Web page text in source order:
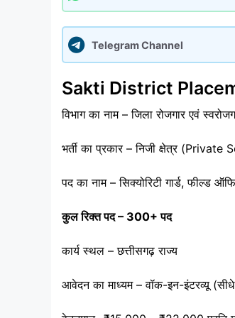
Telegram Channel
Sakti District
विभाग का नाम – जिला रोजगार एवं
भर्ती का प्रकार – निजी क्षेत्र (Private
पद का नाम – सिक्योरिटी गार्ड, फील्ड
कुल रिक्त पद – 300+ पद
कार्य स्थल – छत्तीसगढ़ राज्य
आवेदन का माध्यम – वॉक-इन-इंटरव्यू